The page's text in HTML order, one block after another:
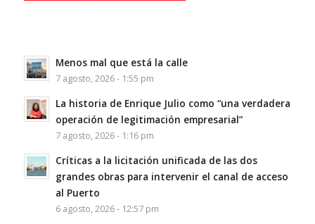
Menos mal que está la calle
7 agosto, 2026 - 1:55 pm
La historia de Enrique Julio como “una verdadera
operación de legitimación empresarial”
7 agosto, 2026 - 1:16 pm
Críticas a la licitación unificada de las dos
grandes obras para intervenir el canal de acceso
al Puerto
6 agosto, 2026 - 12:57 pm